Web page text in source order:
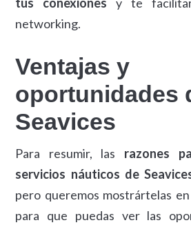
networking.
Ventajas y
oportunidades
Seavices
Para resumir, las razones
servicios náuticos de
pero queremos mostrártelas
para que puedas ver las